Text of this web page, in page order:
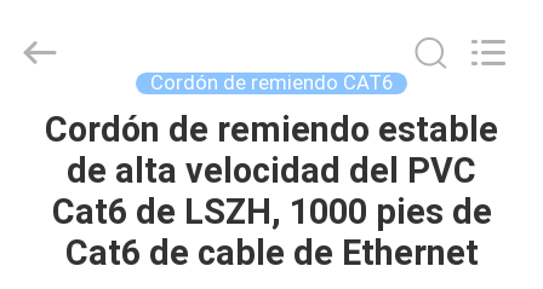
HOGAR
PRODUCTOS
Industry
Reserved.
Cordón de remiendo CAT6
Cordón de remiendo estable
de alta velocidad del PVC
Cat6 de LSZH, 1000 pies de
Cat6 de cable de Ethernet